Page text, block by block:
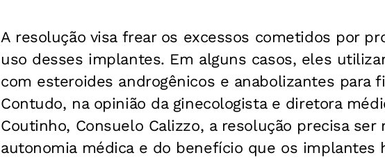
A resolução visa frear os excessos cometidos por
uso desses implantes. Em alguns casos, eles
com esteroides androgênicos e anabolizantes para
Contudo, na opinião da ginecologista e diretora
Coutinho, Consuelo Calizzo, a resolução precisa ser
autonomia médica e do benefício que os implantes